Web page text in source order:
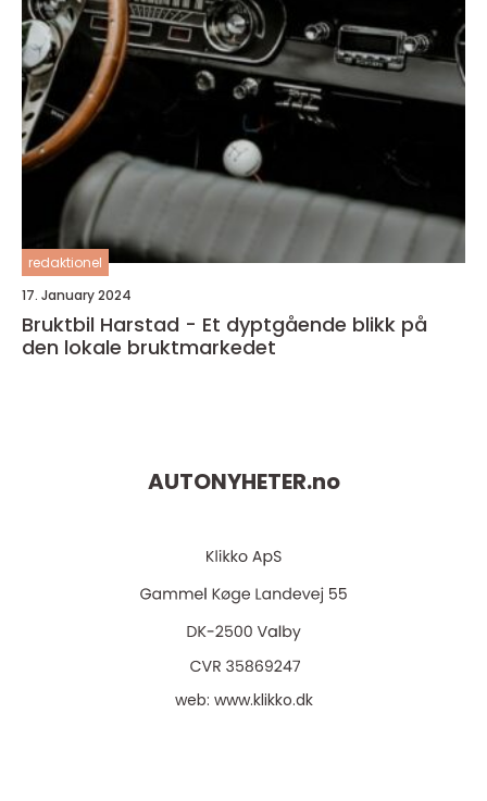
redaktionel
17. January 2024
Bruktbil Harstad - Et dyptgående blikk på
den lokale bruktmarkedet
AUTONYHETER.no
web: www.klikko.dk